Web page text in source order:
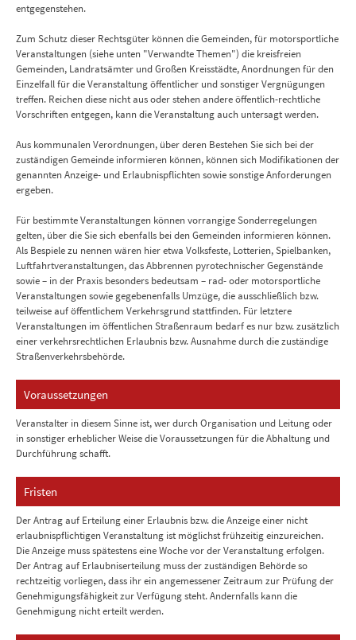
entgegenstehen.
Zum Schutz dieser Rechtsgüter können die Gemeinden, für motorsportliche
Veranstaltungen (siehe unten "Verwandte Themen") die kreisfreien
Gemeinden, Landratsämter und Großen Kreisstädte, Anordnungen für den
Einzelfall für die Veranstaltung öffentlicher und sonstiger Vergnügungen
treffen. Reichen diese nicht aus oder stehen andere öffentlich-rechtliche
Vorschriften entgegen, kann die Veranstaltung auch untersagt werden.
Aus kommunalen Verordnungen, über deren Bestehen Sie sich bei der
zuständigen Gemeinde informieren können, können sich Modifikationen der
genannten Anzeige- und Erlaubnispflichten sowie sonstige Anforderungen
ergeben.
Für bestimmte Veranstaltungen können vorrangige Sonderregelungen
gelten, über die Sie sich ebenfalls bei den Gemeinden informieren können.
Als Bespiele zu nennen wären hier etwa Volksfeste, Lotterien, Spielbanken,
Luftfahrtveranstaltungen, das Abbrennen pyrotechnischer Gegenstände
sowie – in der Praxis besonders bedeutsam – rad- oder motorsportliche
Veranstaltungen sowie gegebenenfalls Umzüge, die ausschließlich bzw.
teilweise auf öffentlichem Verkehrsgrund stattfinden. Für letztere
Veranstaltungen im öffentlichen Straßenraum bedarf es nur bzw. zusätzlich
einer verkehrsrechtlichen Erlaubnis bzw. Ausnahme durch die zuständige
Straßenverkehrsbehörde.
Voraussetzungen
Veranstalter in diesem Sinne ist, wer durch Organisation und Leitung oder
in sonstiger erheblicher Weise die Voraussetzungen für die Abhaltung und
Durchführung schafft.
Fristen
Der Antrag auf Erteilung einer Erlaubnis bzw. die Anzeige einer nicht
erlaubnispflichtigen Veranstaltung ist möglichst frühzeitig einzureichen.
Die Anzeige muss spätestens eine Woche vor der Veranstaltung erfolgen.
Der Antrag auf Erlaubniserteilung muss der zuständigen Behörde so
rechtzeitig vorliegen, dass ihr ein angemessener Zeitraum zur Prüfung der
Genehmigungsfähigkeit zur Verfügung steht. Andernfalls kann die
Genehmigung nicht erteilt werden.